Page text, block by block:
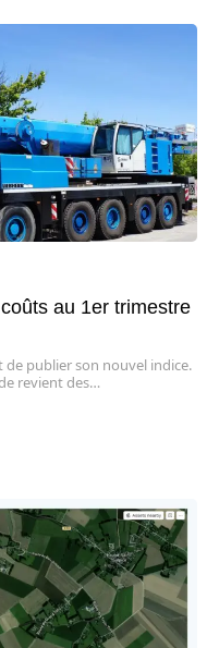
au 1er trimestre
de publier son nouvel indice.
revient des…